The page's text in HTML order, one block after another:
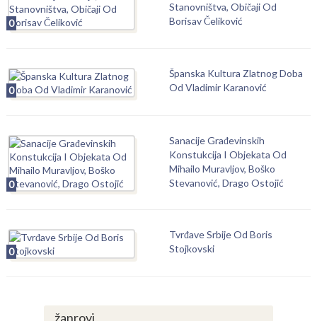
0
Stanovništva, Običaji Od
Borisav Čeliković
0
Španska Kultura Zlatnog Doba
Od Vladimir Karanović
0
Sanacije Građevinskih
Konstukcija I Objekata Od
Mihailo Muravljov, Boško
Stevanović, Drago Ostojić
0
Tvrđave Srbije Od Boris
Stojkovski
žanrovi